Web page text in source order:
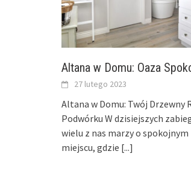
Altana w Domu: Oaza
27 lutego 2023
Altana w Domu: Twój Drzewny
Podwórku W dzisiejszych
wielu z nas marzy o
miejscu, gdzie [...]